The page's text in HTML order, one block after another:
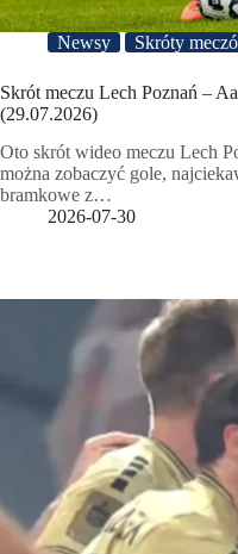
Newsy Skróty
Skrót meczu Lech Poznań –
(29.07.2026)
Oto skrót wideo meczu Lech
można zobaczyć gole,
bramkowe z…
2026-07-30